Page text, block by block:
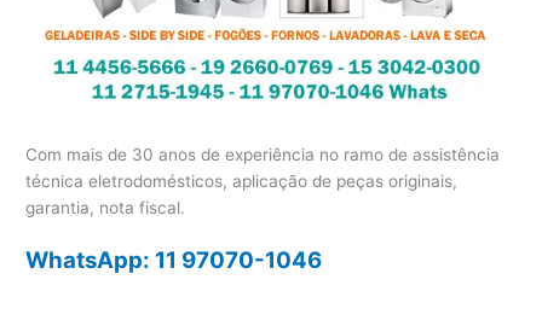
Com mais de 30 anos de experiência no ramo de assistência
técnica eletrodomésticos, aplicação de peças originais,
garantia, nota fiscal.
WhatsApp: 11 97070-1046